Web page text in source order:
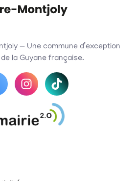
— Une commune d’exception
la Guyane française.